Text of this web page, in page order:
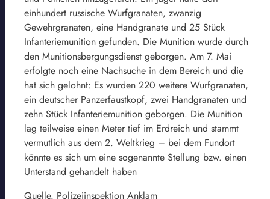
einhundert russische Wurfgranaten, zwanzig
Gewehrgranaten, eine Handgranate und 25 Stück
Infanteriemunition gefunden. Die Munition wurde durch
den Munitionsbergungsdienst geborgen. Am 7. Mai
erfolgte noch eine Nachsuche in dem Bereich und die
hat sich gelohnt: Es wurden 220 weitere Wurfgranaten,
ein deutscher Panzerfaustkopf, zwei Handgranaten und
zehn Stück Infanteriemunition geborgen. Die Munition
lag teilweise einen Meter tief im Erdreich und stammt
vermutlich aus dem 2. Weltkrieg – bei dem Fundort
könnte es sich um eine sogenannte Stellung bzw. einen
Unterstand gehandelt haben
Quelle. Polizeiinspektion Anklam